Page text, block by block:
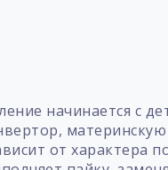
начинается с
от характера